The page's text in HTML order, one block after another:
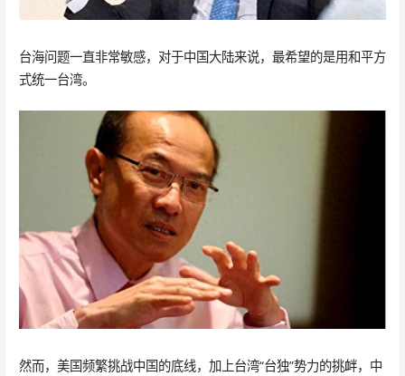
台海问题一直非常敏感，对于中国大陆来说，最希望的是用和平方
式统一台湾。
然而，美国频繁挑战中国的底线，加上台湾“台独”势力的挑衅，中